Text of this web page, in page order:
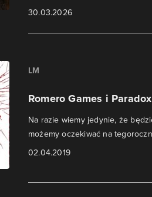
30.03.2026
LM
Romero Games i
Na razie wiemy jedynie, że
możemy oczekiwać na
02.04.2019